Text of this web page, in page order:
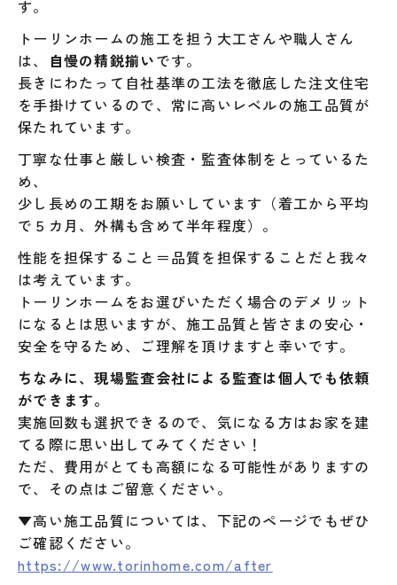
す。
トーリンホームの施工を担う大工さんや職人さん
は、
自慢の精鋭揃いです。
長きにわたって自社基準の工法を徹底した注文住宅
を手掛けているので、常に高いレベルの施工品質が
保たれています。
丁寧な仕事と厳しい検査・監査体制をとっているた
め、
少し長めの工期をお願いしています（着工から平均
で５カ月、外構も含めて半年程度）。
性能を担保すること＝品質を担保することだと我々
は考えています。
トーリンホームをお選びいただく場合のデメリット
になるとは思いますが、施工品質と皆さまの安心・
安全を守るため、ご理解を頂けますと幸いです。
ちなみに、現場監査会社による監査は個人でも依頼
ができます。
実施回数も選択できるので、気になる方はお家を建
てる際に思い出してみてください！
ただ、費用がとても高額になる可能性がありますの
で、その点はご留意ください。
▼高い施工品質については、下記のページでもぜひ
ご確認ください。
https://www.torinhome.com/after